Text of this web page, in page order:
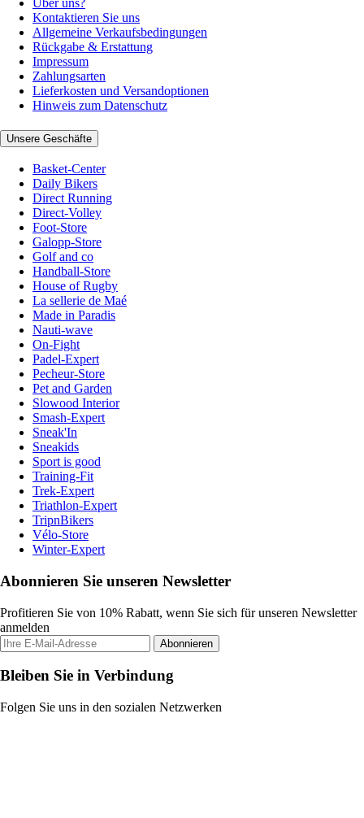
Kontaktieren Sie uns
Allgemeine Verkaufsbedingungen
Rückgabe & Erstattung
Impressum
Zahlungsarten
Lieferkosten und Versandoptionen
Hinweis zum Datenschutz
Unsere Geschäfte
Basket-Center
Daily Bikers
Direct Running
Direct-Volley
Foot-Store
Galopp-Store
Golf and co
Handball-Store
House of Rugby
La sellerie de Maé
Made in Paradis
Nauti-wave
On-Fight
Padel-Expert
Pecheur-Store
Pet and Garden
Slowood Interior
Smash-Expert
Sneak'In
Sneakids
Sport is good
Training-Fit
Trek-Expert
Triathlon-Expert
TripnBikers
Vélo-Store
Winter-Expert
Abonnieren Sie unseren Newsletter
Profitieren Sie von 10% Rabatt, wenn Sie sich für unseren Newsletter
anmelden
Abonnieren
Bleiben Sie in Verbindung
Folgen Sie uns in den sozialen Netzwerken